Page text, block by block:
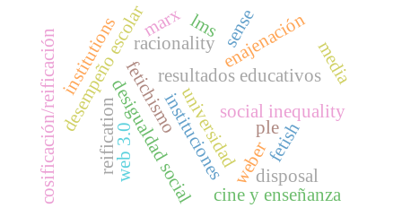
universidad
fetichismoresultados educativos
desempeño escolar social inequality
desigualdad social
racionality
weber
institutions
instituciones fetish
disposal
reification
enajenación
cosificación/reificación
marx
media
cine y enseñanza
ple
lms
web 3.0
sense